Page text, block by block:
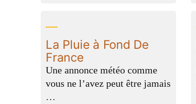
La Pluie à Fond De
France
Une annonce météo comme
vous ne l’avez peut être jamais
…